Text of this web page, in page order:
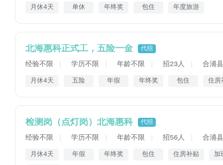
月休4天 单休 年终奖 包住 年度旅游
北海惠科正式工，五险一金 代招
经验不限 学历不限 年龄不限 招23人 合浦
月休4天 五险 年假 年终奖 包住 住房
检测岗（点灯岗）北海惠科 代招
经验不限 学历不限 年龄不限 招56人 合浦
月休4天 年假 年终奖 包住 住房补贴 加